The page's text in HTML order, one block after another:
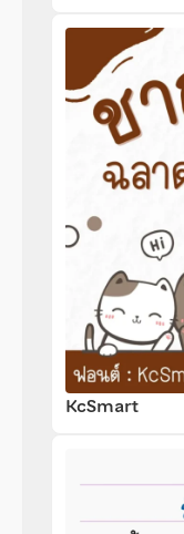
KcSmart